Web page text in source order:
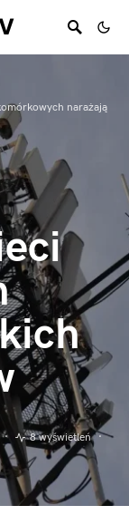
narażają
8 wyświetleń